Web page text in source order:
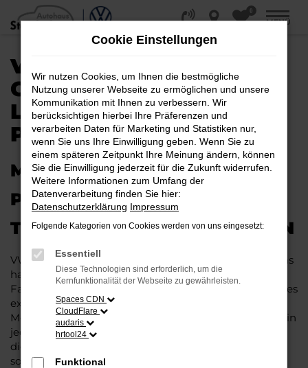
Zum
Hauptinhalt
0
MENÜ
VW TOUAREG
GEBRAUCHTWAGEN |
LIEFERSERVICE NACH
PADERBORN
MIT RABATT DURCH
PADERBORN MIT DEM VW
TOUAREG GEBRAUCHTWAGEN
VW Touareg Gebrauchtwagen liegen im Trend und das
hat einen vergleichsweise einfachen Grund. Ob für
Fahrten in und um Paderborn oder längere Strecken: es
existieren schlichtweg kaum Fahrzeuge, die diesem
Modell das Wasser reichen können. Die Qualität steht in
jeder Modellgeneration außer Frage. Hinzu kommen
die vielfältigen Möglichkeiten einer Individualisierung
sowie die zahlreichen Assistenzsysteme. Ein VW
Cookie Einstellungen
Wir nutzen Cookies, um Ihnen die bestmögliche
Nutzung unserer Webseite zu ermöglichen und unsere
Kommunikation mit Ihnen zu verbessern. Wir
berücksichtigen hierbei Ihre Präferenzen und
verarbeiten Daten für Marketing und Statistiken nur,
wenn Sie uns Ihre Einwilligung geben. Wenn Sie zu
einem späteren Zeitpunkt Ihre Meinung ändern, können
Sie die Einwilligung jederzeit für die Zukunft widerrufen.
Weitere Informationen zum Umfang der
Datenverarbeitung finden Sie hier:
Datenschutzerklärung Impressum
Folgende Kategorien von Cookies werden von uns eingesetzt:
Essentiell
Diese Technologien sind erforderlich, um die
Kernfunktionalität der Webseite zu gewährleisten.
Spaces CDN
CloudFlare
audaris
hrtool24
Funktional